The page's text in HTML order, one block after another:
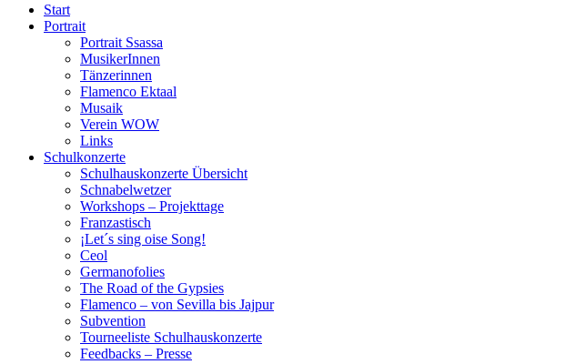
Start
Portrait
Portrait Ssassa
MusikerInnen
Tänzerinnen
Flamenco Ektaal
Musaik
Verein WOW
Links
Schulkonzerte
Schulhauskonzerte Übersicht
Schnabelwetzer
Workshops – Projekttage
Franzastisch
¡Let´s sing oise Song!
Ceol
Germanofolies
The Road of the Gypsies
Flamenco – von Sevilla bis Jajpur
Subvention
Tourneeliste Schulhauskonzerte
Feedbacks – Presse